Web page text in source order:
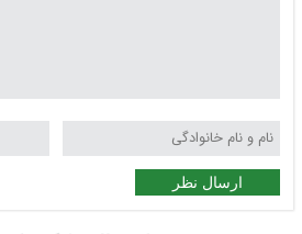
ارسال نظر